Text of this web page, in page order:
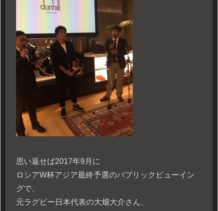
思い返せば2017年9月に
ロシアW杯アジア最終予選のパブリックビューイン
グで、
元ラグビー日本代表の大畑大介さん、